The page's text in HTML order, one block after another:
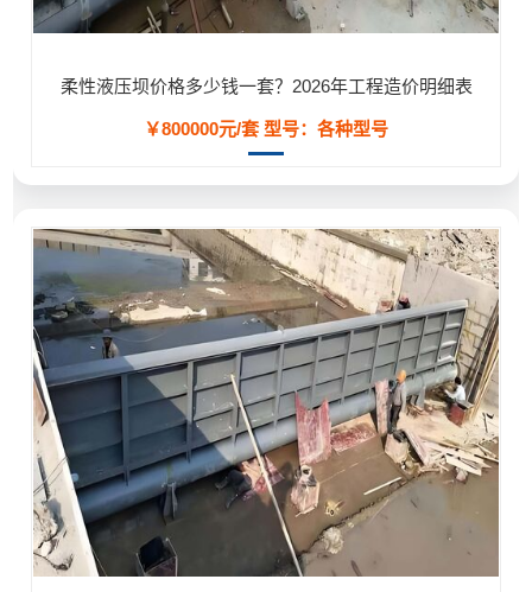
柔性液压坝价格多少钱一套？2026年工程造价明细表
￥800000元/套型号：各种型号